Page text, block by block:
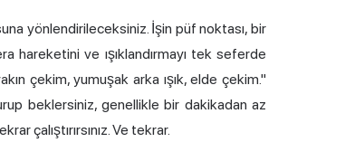
yönlendirileceksiniz. İşin püf noktası, bir
hareketini ve ışıklandırmayı tek seferde
çekim, yumuşak arka ışık, elde çekim."
beklersiniz, genellikle bir dakikadan az
çalıştırırsınız. Ve tekrar.